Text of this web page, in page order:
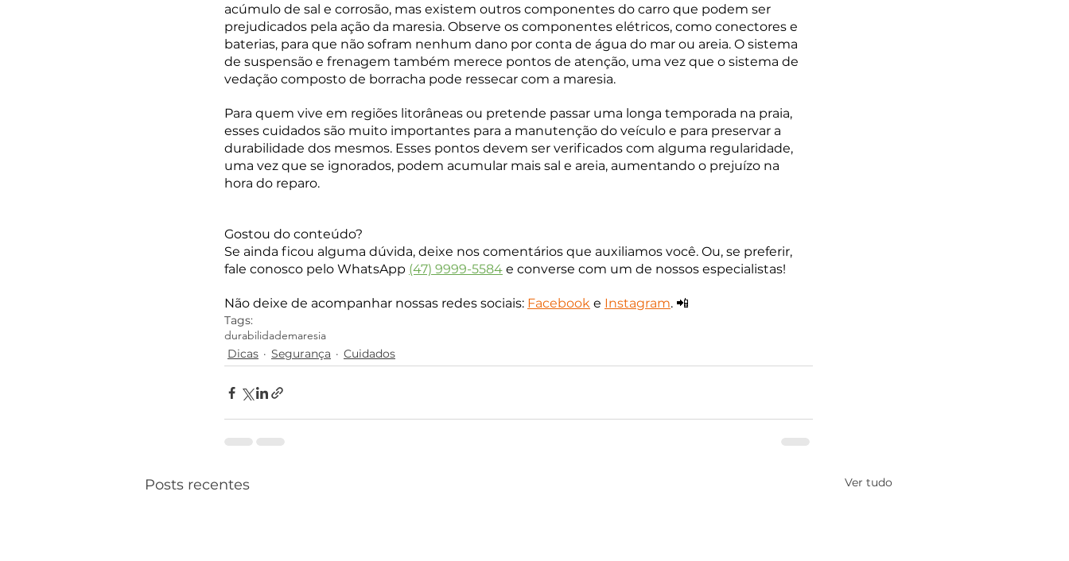
acúmulo de sal e corrosão, mas existem outros componentes do carro que podem ser
prejudicados pela ação da maresia. Observe os componentes elétricos, como conectores e
baterias, para que não sofram nenhum dano por conta de água do mar ou areia. O sistema
de suspensão e frenagem também merece pontos de atenção, uma vez que o sistema de
vedação composto de borracha pode ressecar com a maresia.
Para quem vive em regiões litorâneas ou pretende passar uma longa temporada na praia,
esses cuidados são muito importantes para a manutenção do veículo e para preservar a
durabilidade dos mesmos. Esses pontos devem ser verificados com alguma regularidade,
uma vez que se ignorados, podem acumular mais sal e areia, aumentando o prejuízo na
hora do reparo.
Gostou do conteúdo?
Se ainda ficou alguma dúvida, deixe nos comentários que auxiliamos você. Ou, se preferir,
fale conosco pelo WhatsApp (47) 9999-5584 e converse com um de nossos especialistas!
Não deixe de acompanhar nossas redes sociais: Facebook e Instagram. 📲
Tags:
durabilidademaresia
Dicas
Segurança Cuidados
Posts recentes Ver tudo